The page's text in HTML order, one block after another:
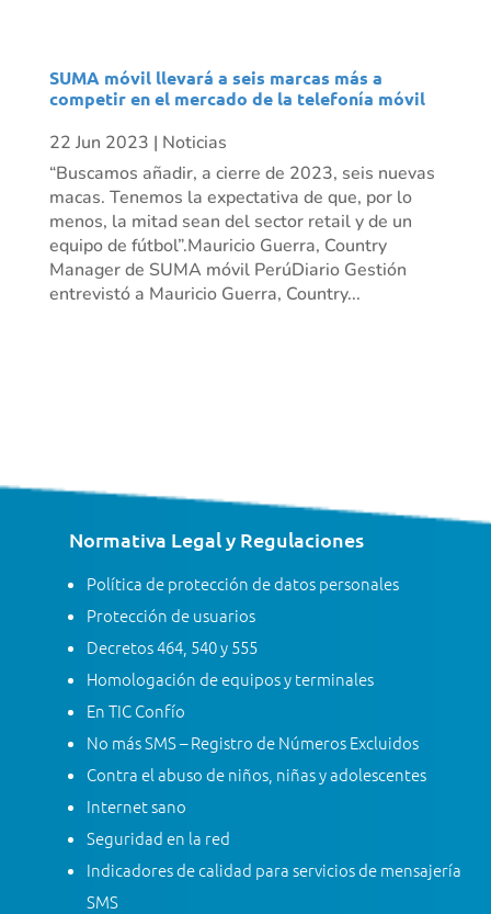
SUMA móvil llevará a seis marcas más a
competir en el mercado de la telefonía móvil
22 Jun 2023 | Noticias
“Buscamos añadir, a cierre de 2023, seis nuevas
macas. Tenemos la expectativa de que, por lo
menos, la mitad sean del sector retail y de un
equipo de fútbol”.Mauricio Guerra, Country
Manager de SUMA móvil PerúDiario Gestión
entrevistó a Mauricio Guerra, Country...
Normativa Legal y Regulaciones
Política de protección de datos personales
Protección de usuarios
Decretos 464, 540 y 555
Homologación de equipos y terminales
En TIC Confío
No más SMS – Registro de Números Excluidos
Contra el abuso de niños, niñas y adolescentes
Internet sano
Seguridad en la red
Indicadores de calidad para servicios de mensajería
SMS